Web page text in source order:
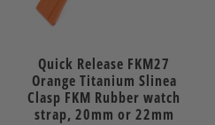
Quick Release FKM27
Orange Titanium Slinea
Clasp FKM Rubber watch
strap, 20mm or 22mm